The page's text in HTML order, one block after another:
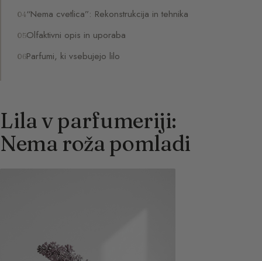
“Nema cvetlica”: Rekonstrukcija in tehnika
Olfaktivni opis in uporaba
Parfumi, ki vsebujejo lilo
Lila v parfumeriji:
Nema roža pomladi